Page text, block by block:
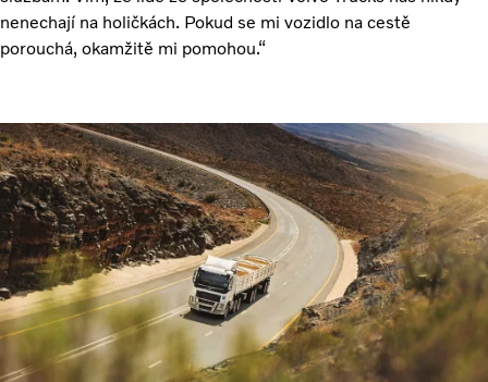
nenechají na holičkách. Pokud se mi vozidlo na cestě
porouchá, okamžitě mi pomohou.“